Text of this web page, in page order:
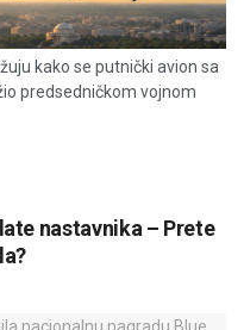
kako se putnički avion sa
predsedničkom vojnom
nastavnika – Prete